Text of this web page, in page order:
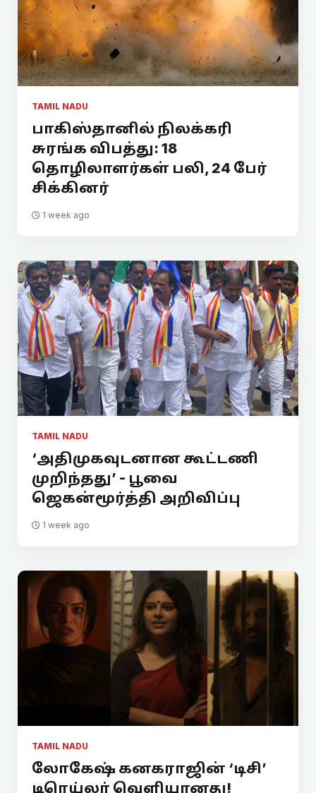
TAMIL NADU
பாகிஸ்தானில் நிலக்கரி
சுரங்க விபத்து: 18
தொழிலாளர்கள் பலி, 24 பேர்
சிக்கினர்
1 week ago
TAMIL NADU
‘அதிமுகவுடனான கூட்டணி
முறிந்தது’ - பூவை
ஜெகன்மூர்த்தி அறிவிப்பு
1 week ago
TAMIL NADU
லோகேஷ் கனகராஜின் ‘டிசி’
டிரெய்லர் வெளியானது!